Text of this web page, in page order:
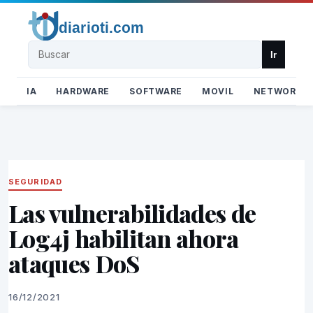
Buscar Ir
IA HARDWARE SOFTWARE MOVIL NETWORK
SEGURIDAD
Las vulnerabilidades de
Log4j habilitan ahora
ataques DoS
16/12/2021